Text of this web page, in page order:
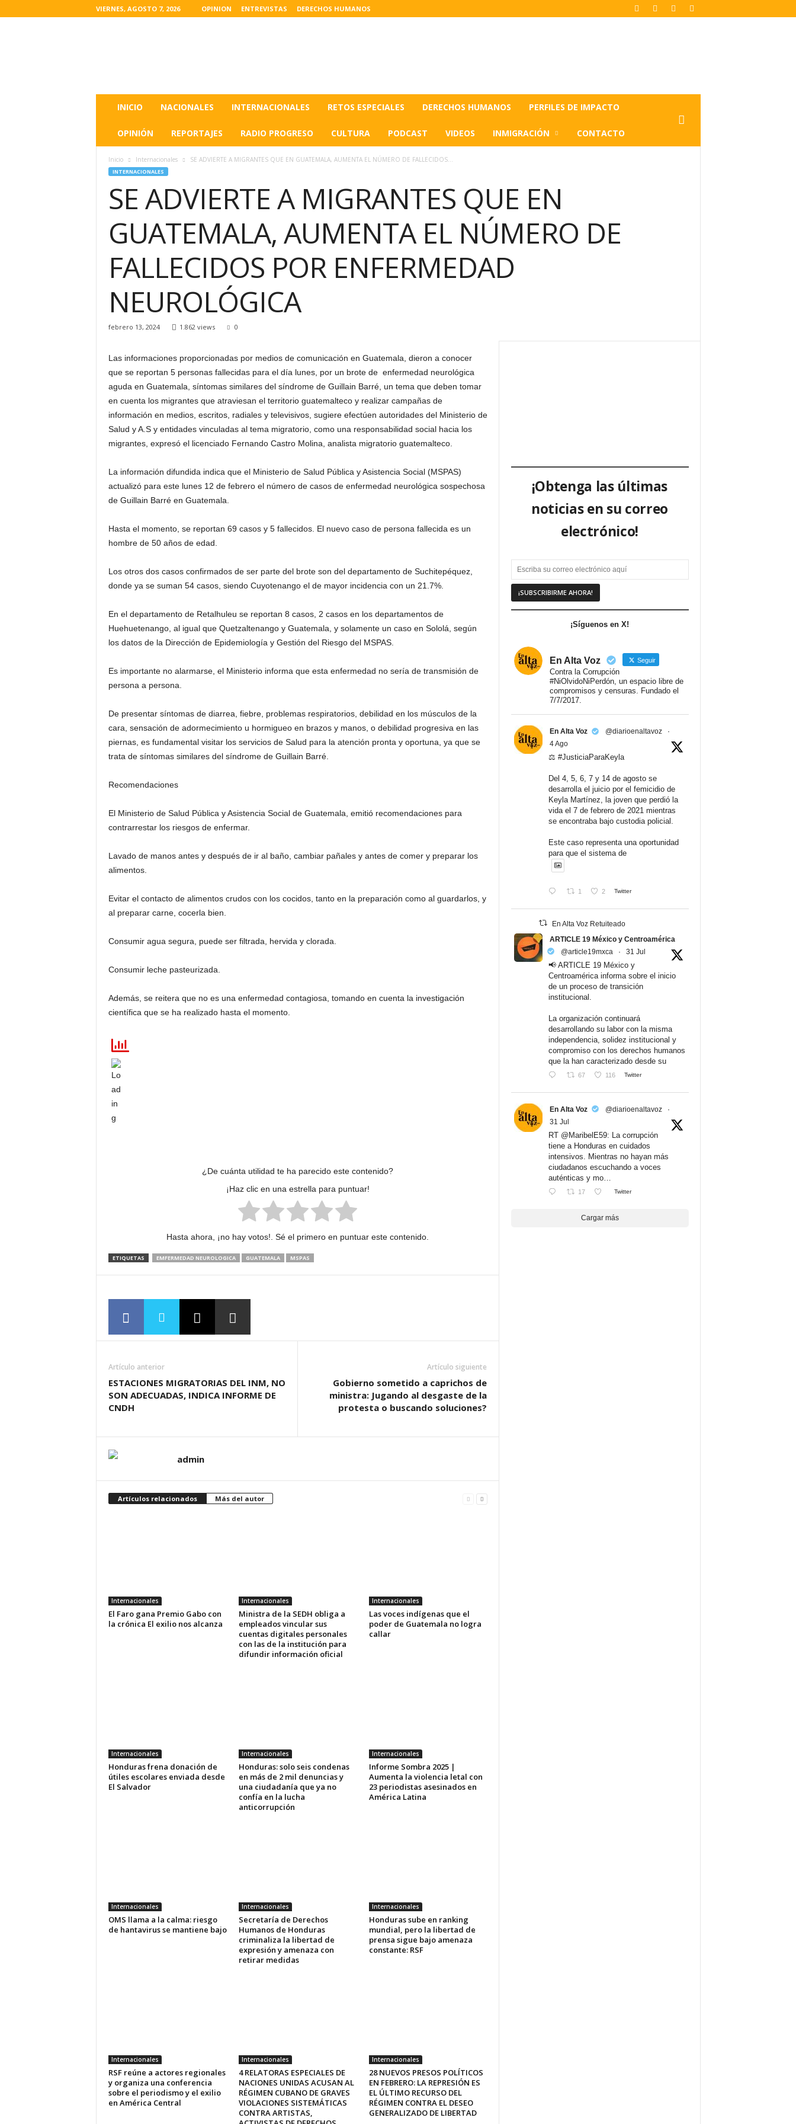
VIERNES, AGOSTO 7, 2026 OPINION ENTREVISTAS DERECHOS HUMANOS
INICIO NACIONALES INTERNACIONALES RETOS ESPECIALES DERECHOS HUMANOS PERFILES DE IMPACTO
OPINIÓN REPORTAJES RADIO PROGRESO CULTURA PODCAST VIDEOS INMIGRACIÓN CONTACTO
Inicio Internacionales SE ADVIERTE A MIGRANTES QUE EN GUATEMALA, AUMENTA EL NÚMERO DE FALLECIDOS...
INTERNACIONALES
SE ADVIERTE A MIGRANTES QUE EN
GUATEMALA, AUMENTA EL NÚMERO DE
FALLECIDOS POR ENFERMEDAD
NEUROLÓGICA
febrero 13, 2024 1.862 views 0
Las informaciones proporcionadas por medios de comunicación en Guatemala, dieron a conocer
que se reportan 5 personas fallecidas para el día lunes, por un brote de enfermedad neurológica
aguda en Guatemala, síntomas similares del síndrome de Guillain Barré, un tema que deben tomar
en cuenta los migrantes que atraviesan el territorio guatemalteco y realizar campañas de
información en medios, escritos, radiales y televisivos, sugiere efectúen autoridades del Ministerio de
Salud y A.S y entidades vinculadas al tema migratorio, como una responsabilidad social hacia los
migrantes, expresó el licenciado Fernando Castro Molina, analista migratorio guatemalteco.
La información difundida indica que el Ministerio de Salud Pública y Asistencia Social (MSPAS)
actualizó para este lunes 12 de febrero el número de casos de enfermedad neurológica sospechosa
de Guillain Barré en Guatemala.
Hasta el momento, se reportan 69 casos y 5 fallecidos. El nuevo caso de persona fallecida es un
hombre de 50 años de edad.
Los otros dos casos confirmados de ser parte del brote son del departamento de Suchitepéquez,
donde ya se suman 54 casos, siendo Cuyotenango el de mayor incidencia con un 21.7%.
En el departamento de Retalhuleu se reportan 8 casos, 2 casos en los departamentos de
Huehuetenango, al igual que Quetzaltenango y Guatemala, y solamente un caso en Sololá, según
los datos de la Dirección de Epidemiología y Gestión del Riesgo del MSPAS.
Es importante no alarmarse, el Ministerio informa que esta enfermedad no sería de transmisión de
persona a persona.
De presentar síntomas de diarrea, fiebre, problemas respiratorios, debilidad en los músculos de la
cara, sensación de adormecimiento u hormigueo en brazos y manos, o debilidad progresiva en las
piernas, es fundamental visitar los servicios de Salud para la atención pronta y oportuna, ya que se
trata de síntomas similares del síndrome de Guillain Barré.
Recomendaciones
El Ministerio de Salud Pública y Asistencia Social de Guatemala, emitió recomendaciones para
contrarrestar los riesgos de enfermar.
Lavado de manos antes y después de ir al baño, cambiar pañales y antes de comer y preparar los
alimentos.
Evitar el contacto de alimentos crudos con los cocidos, tanto en la preparación como al guardarlos, y
al preparar carne, cocerla bien.
Consumir agua segura, puede ser filtrada, hervida y clorada.
Consumir leche pasteurizada.
Además, se reitera que no es una enfermedad contagiosa, tomando en cuenta la investigación
científica que se ha realizado hasta el momento.
¿De cuánta utilidad te ha parecido este contenido?
¡Haz clic en una estrella para puntuar!
Hasta ahora, ¡no hay votos!. Sé el primero en puntuar este contenido.
ETIQUETAS EMFERMEDAD NEUROLOGICA GUATEMALA MSPAS
Artículo anterior
ESTACIONES MIGRATORIAS DEL INM, NO
SON ADECUADAS, INDICA INFORME DE
CNDH
Artículo siguiente
Gobierno sometido a caprichos de
ministra: Jugando al desgaste de la
protesta o buscando soluciones?
admin
Artículos relacionados Más del autor
Internacionales
El Faro gana Premio Gabo con
la crónica El exilio nos alcanza
Internacionales
Ministra de la SEDH obliga a
empleados vincular sus
cuentas digitales personales
con las de la institución para
difundir información oficial
Internacionales
Las voces indígenas que el
poder de Guatemala no logra
callar
Internacionales
Honduras frena donación de
útiles escolares enviada desde
El Salvador
Internacionales
Honduras: solo seis condenas
en más de 2 mil denuncias y
una ciudadanía que ya no
confía en la lucha
anticorrupción
Internacionales
Informe Sombra 2025 |
Aumenta la violencia letal con
23 periodistas asesinados en
América Latina
Internacionales
OMS llama a la calma: riesgo
de hantavirus se mantiene bajo
Internacionales
Secretaría de Derechos
Humanos de Honduras
criminaliza la libertad de
expresión y amenaza con
retirar medidas
Internacionales
Honduras sube en ranking
mundial, pero la libertad de
prensa sigue bajo amenaza
constante: RSF
Internacionales
RSF reúne a actores regionales
y organiza una conferencia
sobre el periodismo y el exilio
en América Central
Internacionales
4 RELATORAS ESPECIALES DE
NACIONES UNIDAS ACUSAN AL
RÉGIMEN CUBANO DE GRAVES
VIOLACIONES SISTEMÁTICAS
CONTRA ARTISTAS,
Internacionales
28 NUEVOS PRESOS POLÍTICOS
EN FEBRERO: LA REPRESIÓN ES
EL ÚLTIMO RECURSO DEL
RÉGIMEN CONTRA EL DESEO
GENERALIZADO DE LIBERTAD
¡Obtenga las últimas
noticias en su correo
electrónico!
¡Síguenos en X!
En Alta Voz Seguir
Contra la Corrupción
#NiOlvidoNiPerdón, un espacio libre de
compromisos y censuras. Fundado el
7/7/2017.
En Alta Voz @diarioenaltavoz
·
4 Ago
⚖️ #JusticiaParaKeyla
Del 4, 5, 6, 7 y 14 de agosto se
desarrolla el juicio por el femicidio de
Keyla Martínez, la joven que perdió la
vida el 7 de febrero de 2021 mientras
se encontraba bajo custodia policial.
Este caso representa una oportunidad
para que el sistema de
1 2 Twitter
En Alta Voz Retuiteado
ARTICLE 19 México y Centroamérica
@article19mxca
· 31 Jul
📢 ARTICLE 19 México y
Centroamérica informa sobre el inicio
de un proceso de transición
institucional.
La organización continuará
desarrollando su labor con la misma
independencia, solidez institucional y
compromiso con los derechos humanos
que la han caracterizado desde su
67 116 Twitter
En Alta Voz @diarioenaltavoz
·
31 Jul
RT @MaribelE59: La corrupción
tiene a Honduras en cuidados
intensivos. Mientras no hayan más
ciudadanos escuchando a voces
auténticas y mo…
17 Twitter
Cargar más